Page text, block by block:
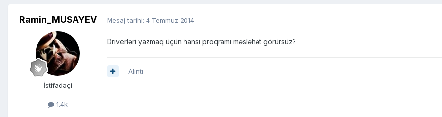
Ramin_MUSAYEV
İstifadəçi
1.4k
Mesaj tarihi: 4 Temmuz 2014
Driverləri yazmaq üçün hansı proqramı məsləhət görürsüz?
Alıntı